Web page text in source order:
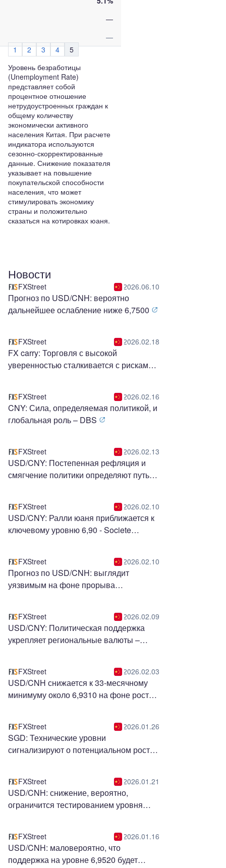
—
—
1
2 3 4
5
Уровень безработицы
(Unemployment Rate)
представляет собой
процентное отношение
нетрудоустроенных граждан к
общему количеству
экономически активного
населения Китая. При расчете
индикатора используются
сезонно-скорректированные
данные. Снижение показателя
указывает на повышение
покупательской способности
населения, что может
стимулировать экономику
страны и положительно
сказаться на котировках юаня.
Новости
FXStreet 2026.06.10
Прогноз по USD/CNH: вероятно
дальнейшее ослабление ниже 6,7500
FXStreet 2026.02.18
FX carry: Торговля с высокой
уверенностью сталкивается с рисками
FXStreet 2026.02.16
CNY: Сила, определяемая политикой, и
глобальная роль – DBS
FXStreet 2026.02.13
USD/CNY: Постепенная рефляция и
смягчение политики определяют путь
FXStreet 2026.02.10
USD/CNY: Ралли юаня приближается к
ключевому уровню 6,90 - Societe
FXStreet 2026.02.10
Прогноз по USD/CNH: выглядит
уязвимым на фоне прорыва
FXStreet 2026.02.09
USD/CNY: Политическая поддержка
укрепляет региональные валюты –
FXStreet 2026.02.03
USD/CNH снижается к 33-месячному
минимуму около 6,9310 на фоне роста
FXStreet 2026.01.26
SGD: Технические уровни
сигнализируют о потенциальном росте
FXStreet 2026.01.21
USD/CNH: снижение, вероятно,
ограничится тестированием уровня
FXStreet 2026.01.16
USD/CNH: маловероятно, что
поддержка на уровне 6,9520 будет